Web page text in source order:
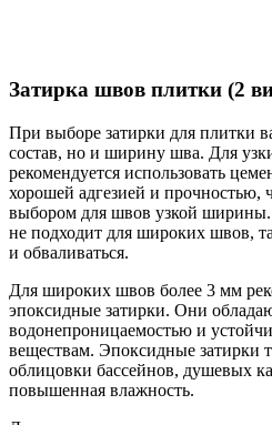
Затирка швов плитки (2
При выборе затирки для плитки
состав, но и ширину шва. Для
рекомендуется использовать
хорошей адгезией и прочностью,
выбором для швов узкой ширины.
не подходит для широких швов,
и обваливаться.
Для широких швов более 3 мм
эпоксидные затирки. Они
водонепроницаемостью и
веществам. Эпоксидные затирки
облицовки бассейнов, душевых
повышенная влажность.